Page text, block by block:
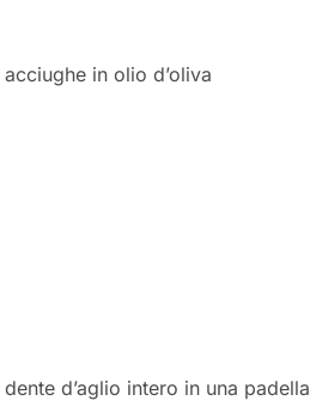
in olio d’oliva
d’aglio intero in una